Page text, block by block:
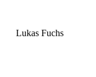
Lukas Fuchs